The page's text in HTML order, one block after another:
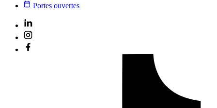
Portes ouvertes